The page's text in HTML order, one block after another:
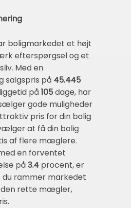
boligmarkedet et højt
efterspørgsel og et
Med en
salgspris på 45.445
på105dage, har
gode muligheder
pris for din bolig
at få din bolig
af flere mæglere.
en forventet
på3.4 procent, er
rammer markedet
rette mægler,